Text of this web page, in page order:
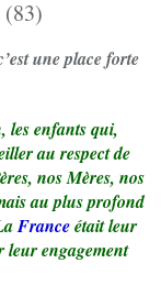
une place forte
les enfants qui,
au respect de
nos Mères, nos
au plus profond
Franceétait leur
leur engagement